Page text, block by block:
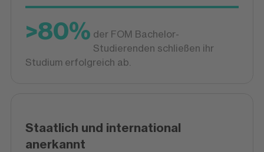
>80% der FOM Bachelor-
Studierenden schließen ihr
Studium erfolgreich ab.
Staatlich und international
anerkannt